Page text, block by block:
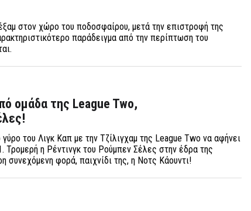
στον χώρο του ποδοσφαίρου, μετά την επιστροφή της
παράδειγμα από την περίπτωση του
ομάδα της League Two,
του Λιγκ Καπ με την Τζίλιγχαμ της League Two να αφήνει
Τρομερή η Ρέντινγκ του Ρούμπεν Σέλες στην έδρα της
συνεχόμενη φορά, παιχνίδι της, η Νοτς Κάουντι!